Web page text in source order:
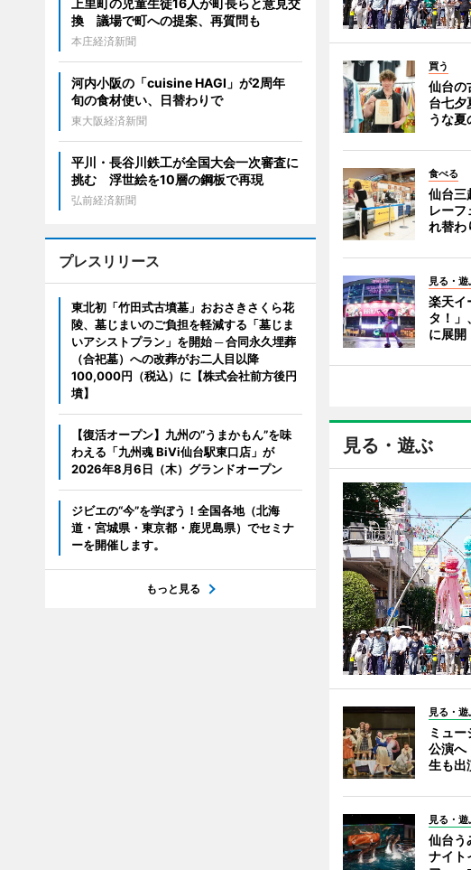
買う
仙台の
台七
うな夏
食べる
仙台三
レー
れ替わ
見る・遊
楽天イ
タ！」
に展
見る・遊ぶ
見る・遊
ミュ
公演
生も出
見る・遊
仙台う
ナイ
上里町の児童生徒16人が町長らと意見交
換 議場で町への提案、再質問も
本庄経済新聞
河内小阪の「cuisine HAGI」が2周年
旬の食材使い、日替わりで
東大阪経済新聞
平川・長谷川鉄工が全国大会一次審査に
挑む 浮世絵を10層の鋼板で再現
弘前経済新聞
プレスリリース
東北初「竹田式古墳墓」おおさきさくら花
陵、墓じまいのご負担を軽減する「墓じま
いアシストプラン」を開始 ─ 合同永久埋葬
（合祀墓）への改葬がお二人目以降
100,000円（税込）に【株式会社前方後円
墳】
【復活オープン】九州の”うまかもん”を味
わえる「九州魂 BiVi仙台駅東口店」が
2026年8月6日（木）グランドオープン
ジビエの“今”を学ぼう！全国各地（北海
道・宮城県・東京都・鹿児島県）でセミナ
ーを開催します。
もっと見る